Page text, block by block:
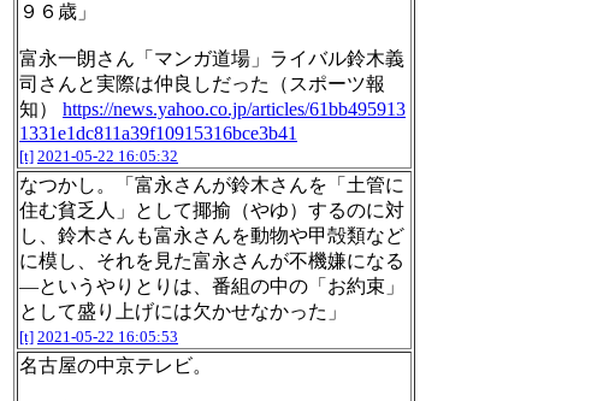
９６歳」
富永一朗さん「マンガ道場」ライバル鈴木義
司さんと実際は仲良しだった（スポーツ報
知） https://news.yahoo.co.jp/articles/61bb495913
1331e1dc811a39f10915316bce3b41
[t] 2021-05-22 16:05:32
なつかし。「富永さんが鈴木さんを「土管に
住む貧乏人」として揶揄（やゆ）するのに対
し、鈴木さんも富永さんを動物や甲殻類など
に模し、それを見た富永さんが不機嫌になる
―というやりとりは、番組の中の「お約束」
として盛り上げには欠かせなかった」
[t] 2021-05-22 16:05:53
名古屋の中京テレビ。